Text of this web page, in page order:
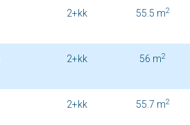
2+kk 55.5 m2
2+kk 56 m2
2+kk 55.7 m2